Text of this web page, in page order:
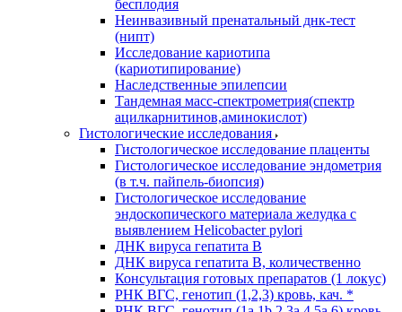
бесплодия
Неинвазивный пренатальный днк-тест
(нипт)
Исследование кариотипа
(кариотипирование)
Наследственные эпилепсии
Тандемная масс-спектрометрия(спектр
ацилкарнитинов,аминокислот)
Гистологические исследования
Гистологическое исследование плаценты
Гистологическое исследование эндометрия
(в т.ч. пайпель-биопсия)
Гистологическое исследование
эндоскопического материала желудка с
выявлением Helicobacter pylori
ДНК вируса гепатита B
ДНК вируса гепатита B, количественно
Консультация готовых препаратов (1 локус)
РНК ВГC, генотип (1,2,3) кровь, кач. *